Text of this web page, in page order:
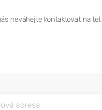
neváhejte kontaktovat na tel.